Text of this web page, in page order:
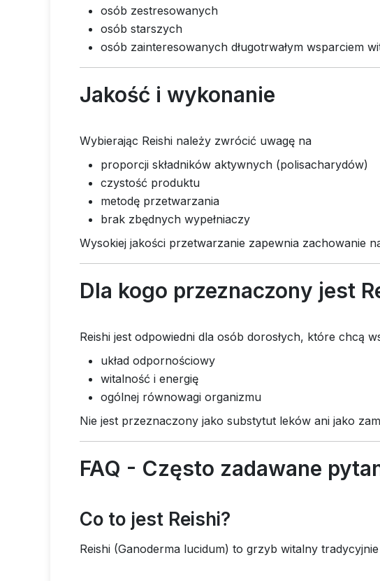
osób zestresowanych
osób starszych
osób zainteresowanych długotrwałym wsparciem
Jakość i wykonanie
Wybierając Reishi należy zwrócić uwagę na
proporcji składników aktywnych (polisacharydów)
czystość produktu
metodę przetwarzania
brak zbędnych wypełniaczy
Wysokiej jakości przetwarzanie zapewnia zachowanie
Dla kogo przeznaczony jest
Reishi jest odpowiedni dla osób dorosłych, które chcą
układ odpornościowy
witalność i energię
ogólnej równowagi organizmu
Nie jest przeznaczony jako substytut leków ani jako
FAQ - Często zadawane
Co to jest Reishi?
Reishi (Ganoderma lucidum) to grzyb witalny